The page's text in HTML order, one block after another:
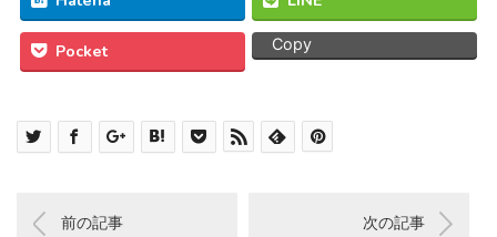
Pocket Copy
前の記事 次の記事